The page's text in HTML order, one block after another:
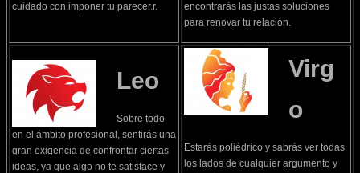
cuidado con imponer tu parecer.r.
encontrarás las justas soluciones
para renovar tu relación.
Leo
Sobre todo
en el ámbito profesional, sentirás una
gran exigencia de confrontar ciertas
ideas, ya que algo no te satisface y
Virg
o
Estarás poliédrico y sabrás ver todas
los lados de cualquier argumento y